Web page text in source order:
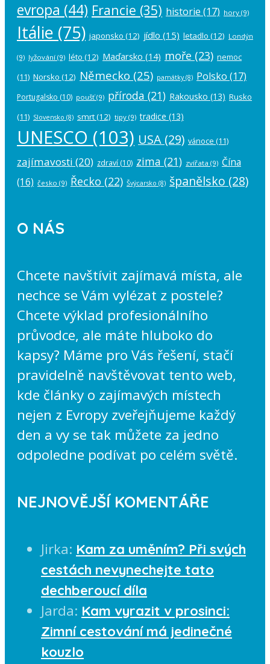
evropa (44) Francie (35) historie (17) hory (9)
Itálie (75) japonsko (12) jídlo (15) letadlo (12) Londýn
(9) lyžování (9) léto (12) Maďarsko (14) moře (23) nemoc
(11) Norsko (12) Německo (25) památky(8) Polsko (17)
Portugalsko (10) poušť(9) příroda (21) Rakousko (13) Rusko
(11) Slovensko (8) smrt(12) tipy (9) tradice (13)
UNESCO (103) USA (29) vánoce (11)
zajímavosti (20) zdraví (10) zima (21) zvířata (9) Čína
(16) česko (9) Řecko (22) Švýcarsko (8) španělsko (28)
O NÁS
Chcete navštívit zajímavá místa, ale
nechce se Vám vylézat z postele?
Chcete výklad profesionálního
průvodce, ale máte hluboko do
kapsy? Máme pro Vás řešení, stačí
pravidelně navštěvovat tento web,
kde články o zajímavých místech
nejen z Evropy zveřejňujeme každý
den a vy se tak můžete za jedno
odpoledne podívat po celém světě.
NEJNOVĚJŠÍ KOMENTÁŘE
Jirka: Kam za uměním? Při svých
cestách nevynechejte tato
dechberoucí díla
Jarda: Kam vyrazit v prosinci:
Zimní cestování má jedinečné
kouzlo